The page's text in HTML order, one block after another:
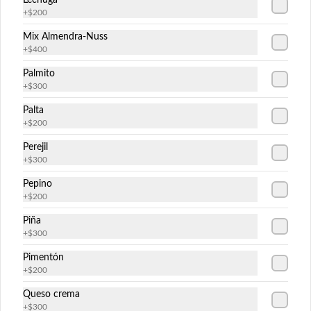
$11.425
Cartagena
Relleno: camarón apanado, queso crema
y palta.
Envuelto en pollo apanado y salsa de
maracuyá (9piezas).
$11.425
Ceviche Roll
Relleno: camarón apanado y palta.
Bañado en ceviche carretillero (9piezas).
$12.224
+$200
Mix Almendra-Nuss
+$400
Palmito
+$300
Palta
+$200
Perejil
+$300
Pepino
+$200
Piña
+$300
Pimentón
+$200
Queso crema
+$300